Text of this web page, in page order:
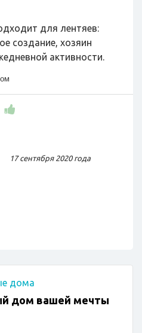
для лентяев:
создание, хозяин
активности.
17 сентября 2020 года
дом вашей мечты